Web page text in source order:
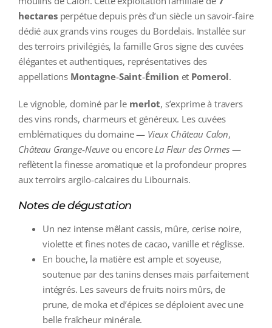
hectaresperpétue depuis près d’un siècle un savoir‑faire
dédié aux grands vins rouges du Bordelais. Installée sur
des terroirs privilégiés, la famille Gros signe des cuvées
élégantes et authentiques, représentatives des
appellations Montagne‑Saint‑Émilion et Pomerol.
Le vignoble, dominé par le merlot, s’exprime à travers
des vins ronds, charmeurs et généreux. Les cuvées
emblématiques du domaine — Vieux Château Calon,
Château Grange‑Neuveou encoreLa Fleur des Ormes—
reflètent la finesse aromatique et la profondeur propres
aux terroirs argilo‑calcaires du Libournais.
Notes de dégustation
Un nez intense mêlant cassis, mûre, cerise noire,
violette et fines notes de cacao, vanille et réglisse.
En bouche, la matière est ample et soyeuse,
soutenue par des tanins denses mais parfaitement
intégrés. Les saveurs de fruits noirs mûrs, de
prune, de moka et d’épices se déploient avec une
belle fraîcheur minérale.